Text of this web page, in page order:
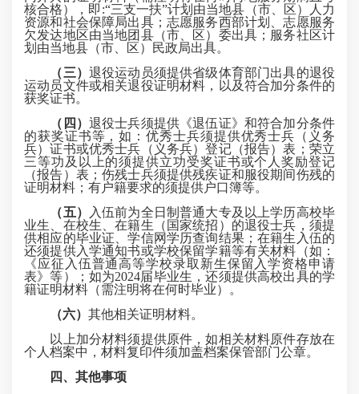
核合格），即:“三支一扶”计划由当地县（市、区）人力
资源和社会保障局出具；志愿服务西部计划、志愿服务
欠发达地区由当地团县（市、区）委出具；服务社区计
划由当地县（市、区）民政局出具。
（三） 退役运动员须提供省级体育部门出具的退役
运动员文件或相关退役证明材料，以及符合加分条件的
获奖证书。
（四） 退役士兵须提供《退伍证》和符合加分条件
的获奖证书等，如：优秀士兵须提供优秀士兵（义务
兵）证书或优秀士兵（义务兵）登记（报告）表；荣立
三等功及以上的须提供立功受奖证书或个人奖励登记
（报告）表；伤残士兵须提供残疾证和服役期间伤残的
证明材料；有户籍要求的须提供户口簿等。
（五）
入伍前为全日制普通大专及以上学历高校毕
业生、在校生、在籍生（国家统招）的退役士兵，须提
供相应的毕业证、学信网学历查询结果；在籍生入伍的
还须提供入学通知书或学校保留学籍等有关材料（如：
《应征入伍普通高等学校录取新生保留入学资格申请
表》等）；如为2024届毕业生，还须提供高校出具的学
籍证明材料（需注明将在何时毕业）。
（六） 其他相关证明材料。
以上加分材料须提供原件，如相关材料原件存放在
个人档案中，材料复印件须加盖档案保管部门公章。
四、其他事项